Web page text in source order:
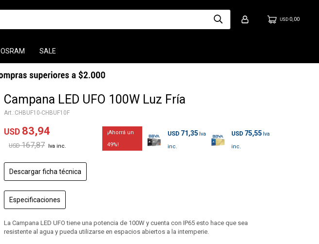
OSRAM SALE
USD 0,00
Campana LED UFO 100W Luz Fría
CHBUF10-CHBUF10F
USD 83,94
USD 167,87 49
USD 71,35 USD 75,55
Descargar ficha técnica
Especificaciones
La Campana LED UFO tiene una potencia de 100W y cuenta con IP65 esto hace que sea
resistente al agua y pueda utilizarse en espacios abiertos a la intemperie.